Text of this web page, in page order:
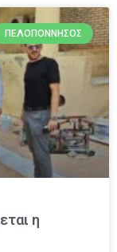
ΠΕΛΟΠΌΝΝΗΣΟΣ
η